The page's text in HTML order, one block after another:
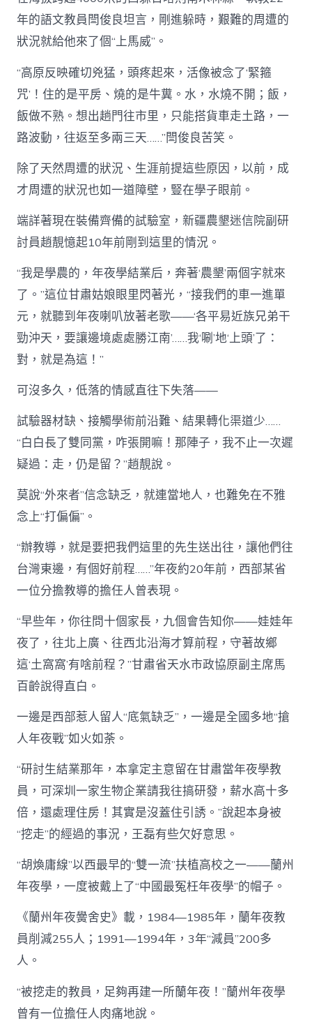
年的語文教員閆俊良坦言，剛進躲時，艱難的周遭的
狀況就給他來了個“上馬威”。
“高原反映確切兇猛，頭疼起來，活像被念了‘緊箍
咒’！住的是平房、燒的是牛糞。水，水燒不開；飯，
飯做不熟。想出趟門往市里，只能搭貨車走土路，一
路波動，往返至多兩三天……”閆俊良苦笑。
除了天然周遭的狀況、生涯前提這些原因，以前，成
才周遭的狀況也如一道障壁，豎在學子眼前。
端詳著現在裝備齊備的試驗室，新疆農墾迷信院副研
討員趙靚憶起10年前剛到這里的情況。
“我是學農的，年夜學結業后，奔著‘農墾’兩個字就來
了。”這位甘肅姑娘眼里閃著光，“接我們的車一進單
元，就聽到年夜喇叭放著老歌——‘各平易近族兄弟干
勁沖天，要讓邊境處處勝江南’……我‘唰’地‘上頭’了：
對，就是為這！”
可沒多久，低落的情感直往下失落——
試驗器材缺、接觸學術前沿難、結果轉化渠道少……
“白白長了雙同黨，咋張開嘛！那陣子，我不止一次遲
疑過：走，仍是留？”趙靚說。
莫說“外來者”信念缺乏，就連當地人，也難免在不雅
念上“打偏偏”。
“辦教導，就是要把我們這里的先生送出往，讓他們往
台灣東邊，有個好前程……”年夜約20年前，西部某省
一位分擔教導的擔任人曾表現。
“早些年，你往問十個家長，九個會告知你——娃娃年
夜了，往北上廣、往西北沿海才算前程，守著故鄉
這‘土窩窩’有啥前程？”甘肅省天水市政協原副主席馬
百齡說得直白。
一邊是西部惹人留人“底氣缺乏”，一邊是全國多地“搶
人年夜戰”如火如荼。
“研討生結業那年，本拿定主意留在甘肅當年夜學教
員，可深圳一家生物企業請我往搞研發，薪水高十多
倍，還處理住房！其實是沒蓋住引誘。”說起本身被
“挖走”的經過的事況，王磊有些欠好意思。
“胡煥庸線”以西最早的“雙一流”扶植高校之一——蘭州
年夜學，一度被戴上了“中國最冤枉年夜學”的帽子。
《蘭州年夜黌舍史》載，1984—1985年，蘭年夜教
員削減255人；1991—1994年，3年“減員”200多
人。
“被挖走的教員，足夠再建一所蘭年夜！”蘭州年夜學
曾有一位擔任人肉痛地說。